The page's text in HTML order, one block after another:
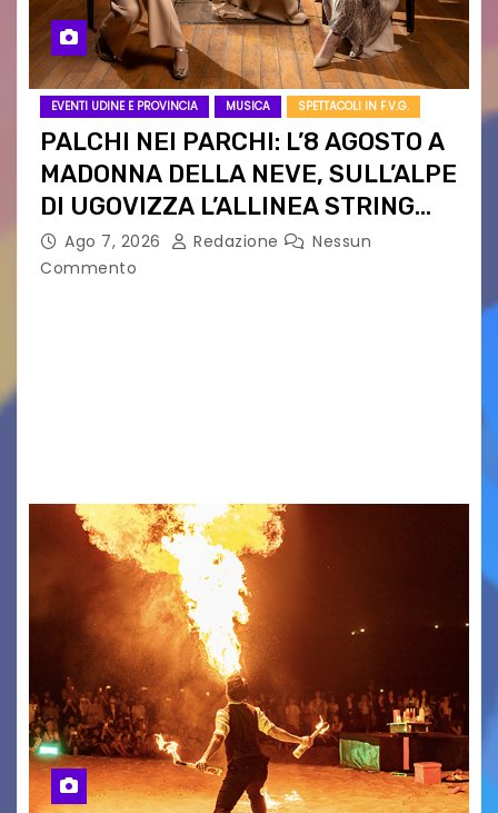
EVENTI UDINE E PROVINCIA MUSICA SPETTACOLI IN F.V.G.
PALCHI NEI PARCHI: L’8 AGOSTO A
MADONNA DELLA NEVE, SULL’ALPE
DI UGOVIZZA L’ALLINEA STRING
QUARTET
Ago 7, 2026 Redazione
Nessun
Commento